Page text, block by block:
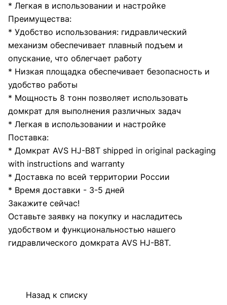
* Легкая в использовании и настройке
Преимущества:
* Удобство использования: гидравлический
механизм обеспечивает плавный подъем и
опускание, что облегчает работу
* Низкая площадка обеспечивает безопасность и
удобство работы
* Мощность 8 тонн позволяет использовать
домкрат для выполнения различных задач
* Легкая в использовании и настройке
Поставка:
* Домкрат AVS HJ-B8T shipped in original packaging
with instructions and warranty
* Доставка по всей территории России
* Время доставки - 3-5 дней
Закажите сейчас!
Оставьте заявку на покупку и насладитесь
удобством и функциональностью нашего
гидравлического домкрата AVS HJ-B8T.
Назад к списку